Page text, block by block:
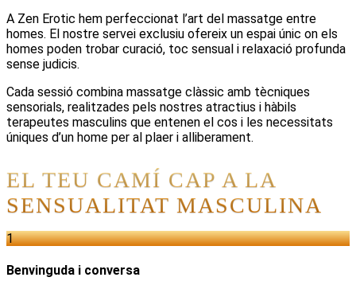
A Zen Erotic hem perfeccionat l’art del massatge entre
homes. El nostre servei exclusiu ofereix un espai únic on els
homes poden trobar curació, toc sensual i relaxació profunda
sense judicis.
Cada sessió combina massatge clàssic amb tècniques
sensorials, realitzades pels nostres atractius i hàbils
terapeutes masculins que entenen el cos i les necessitats
úniques d’un home per al plaer i alliberament.
EL TEU CAMÍ CAP A LA
SENSUALITAT MASCULINA
1
Benvinguda i conversa